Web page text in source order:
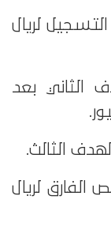
التسجيل لريال
الثاني بعد
الفارق لريال